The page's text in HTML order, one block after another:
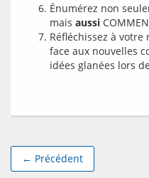
Énumérez non
mais aussi
Réfléchissez à
face aux nouvelles
idées glanées lors
← Précédent